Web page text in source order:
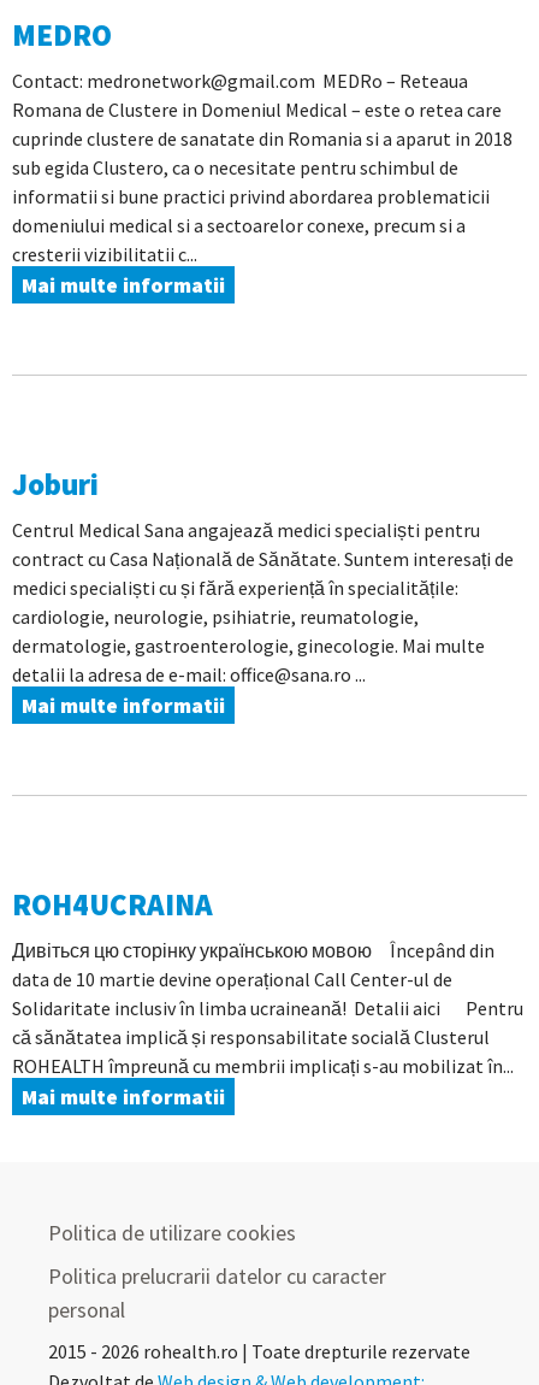
MEDRO
Contact: medronetwork@gmail.com MEDRo – Reteaua
Romana de Clustere in Domeniul Medical – este o retea care
cuprinde clustere de sanatate din Romania si a aparut in 2018
sub egida Clustero, ca o necesitate pentru schimbul de
informatii si bune practici privind abordarea problematicii
domeniului medical si a sectoarelor conexe, precum si a
cresterii vizibilitatii c...
Mai multe informatii
Joburi
Centrul Medical Sana angajează medici specialiști pentru
contract cu Casa Națională de Sănătate. Suntem interesați de
medici specialiști cu și fără experiență în specialitățile:
cardiologie, neurologie, psihiatrie, reumatologie,
dermatologie, gastroenterologie, ginecologie. Mai multe
detalii la adresa de e-mail: office@sana.ro ...
Mai multe informatii
ROH4UCRAINA
Дивіться цю сторінку українською мовою Începând din
data de 10 martie devine operațional Call Center-ul de
Solidaritate inclusiv în limba ucraineană! Detalii aici Pentru
că sănătatea implică și responsabilitate socială Clusterul
ROHEALTH împreună cu membrii implicați s-au mobilizat în...
Mai multe informatii
2015 - 2026 rohealth.ro | Toate drepturile rezervate
Politica de utilizare cookies
Politica prelucrarii datelor cu caracter
personal